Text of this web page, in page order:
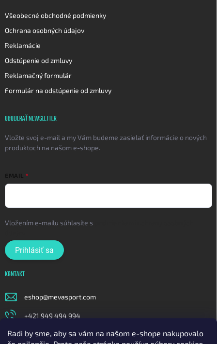
Radi by sme, aby sa vám na našom e-shope nakupovalo
Všeobecné obchodné podmienky
Ochrana osobných údajov
Reklamácie
Odstúpenie od zmluvy
Reklamačný formulár
Formulár na odstúpenie od zmluvy
ODOBERAŤ NEWSLETTER
Vložte svoj e-mail a my Vám budeme zasielať informácie o nových
produktoch na našom e-shope.
EMAIL
Vložením e-mailu súhlasíte s
Prihlásiť sa
KONTAKT
eshop@mevasport.com
+421 949 494 994
https://www.facebook.com/mevasportofficial